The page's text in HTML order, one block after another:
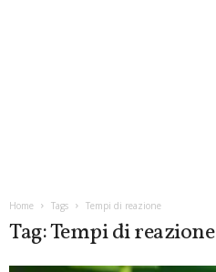
Home Tags Tempi di reazione
Tag: Tempi di reazione